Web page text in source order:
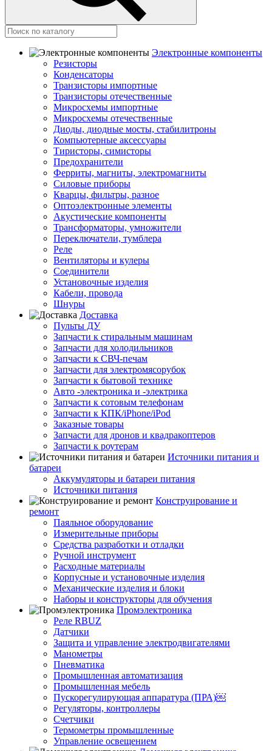
Электронные компоненты
Резисторы
Конденсаторы
Транзисторы импортные
Транзисторы отечественные
Микросхемы импортные
Микросхемы отечественные
Диоды, диодные мосты, стабилитроны
Компьютерные аксессуары
Тиристоры, симисторы
Предохранители
Ферриты, магниты, электромагниты
Силовые приборы
Кварцы, фильтры, разное
Оптоэлектронные элементы
Акустические компоненты
Трансформаторы, умножители
Переключатели, тумблера
Реле
Вентиляторы и кулеры
Соединители
Установочные изделия
Кабели, провода
Шнуры
Доставка
Пульты ДУ
Запчасти к стиральным машинам
Запчасти для холодильников
Запчасти к СВЧ-печам
Запчасти для электромясорубок
Запчасти к бытовой технике
Авто -электроника и -электрика
Запчасти к сотовым телефонам
Запчасти к КПК/iPhone/iPod
Заказные товары
Запчасти для дронов и квадракоптеров
Запчасти к роутерам
Источники питания и
батареи
Аккумуляторы и батареи питания
Источники питания
Конструирование и
ремонт
Паяльное оборудование
Измерительные приборы
Средства разработки и отладки
Ручной инструмент
Расходные материалы
Корпусные и установочные изделия
Механические изделия и блоки
Наборы и конструкторы для обучения
Промэлектроника
Реле RBUZ
Датчики
Защита и управление электродвигателями
Манометры
Пневматика
Промышленная автоматизация
Промышленная мебель
Пускорегулирующая аппаратура (ПРА)￼
Регуляторы, контроллеры
Счетчики
Термометры промышленные
Управление освещением